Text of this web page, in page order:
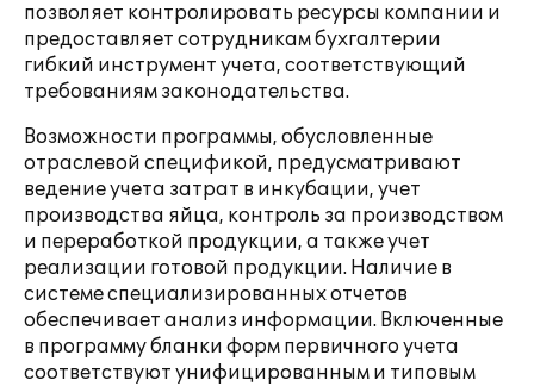
позволяет контролировать ресурсы компании и
предоставляет сотрудникам бухгалтерии
гибкий инструмент учета, соответствующий
требованиям законодательства.
Возможности программы, обусловленные
отраслевой спецификой, предусматривают
ведение учета затрат в инкубации, учет
производства яйца, контроль за производством
и переработкой продукции, а также учет
реализации готовой продукции. Наличие в
системе специализированных отчетов
обеспечивает анализ информации. Включенные
в программу бланки форм первичного учета
соответствуют унифицированным и типовым